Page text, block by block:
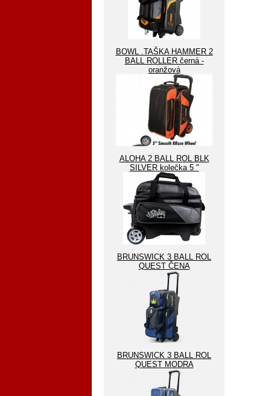
BOWL .TAŠKA HAMMER 2
BALL ROLLER černá -
oranžová
ALOHA 2 BALL ROL BLK
SILVER kolečka 5 "
BRUNSWICK 3 BALL ROL
QUEST ČENA
BRUNSWICK 3 BALL ROL
QUEST MODRA